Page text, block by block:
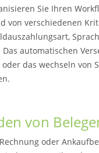
Sie Ihren
von verschiedenen
automatischen
das wechseln von
von
oder